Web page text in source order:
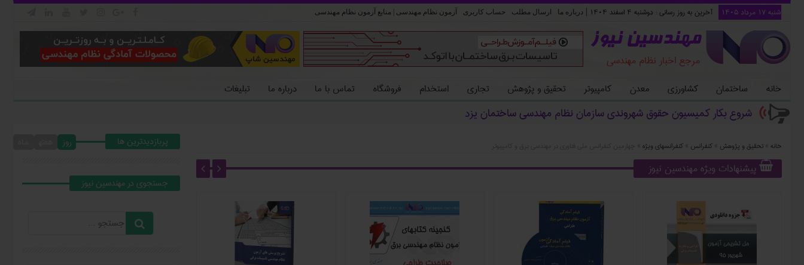
شنبه ۱۷ مرداد ۱۴۰۵ آخرین به روز رسانی : دوشنبه ۴ اسفند ۱۴۰۴ | درباره ما ارسال مطلب حساب کاربری آزمون نظام مهندسی | منابع آزمون نظام مهندسی
مهندسین نیوز
مرجع اخبار نظام مهندسی
خانه ساختمان کشاورزی معدن کامپیوتر تحقیق و پژوهش تجاری استخدام فروشگاه تماس با ما درباره ما تبلیغات
شروع بکار کمیسیون حقوق شهروندی سازمان نظام مهندسی ساختمان یزد
خانه تحقیق و پژوهش کنفرانس کنفرانسهاي ويژه
پیشنهادات ویژه مهندسین نیوز
پربازدیدترین ها روز
جستجوي در مهندسين نيوز